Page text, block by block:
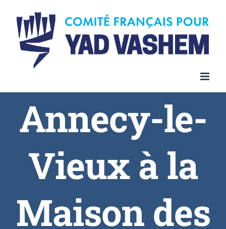
content
Annecy-le-
Vieux à la
Maison des